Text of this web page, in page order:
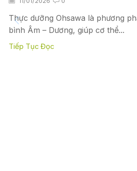
Thực dưỡng Ohsawa là phương
bình Âm – Dương, giúp cơ thể...
Tiếp Tục Đọc